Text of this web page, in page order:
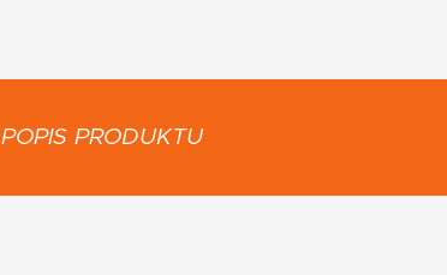
POPIS PRODUKTU